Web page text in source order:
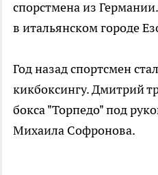
спорстмена из
в итальянском городе
Год назад спортсмен
кикбоксингу. Дмитрий
бокса "Торпедо" под
Михаила Софронова.